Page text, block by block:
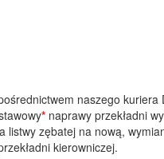
naszego
* naprawy przekładni
zębatej na nową,
kierowniczej.